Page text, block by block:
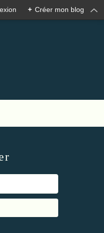
+ Créer mon blog